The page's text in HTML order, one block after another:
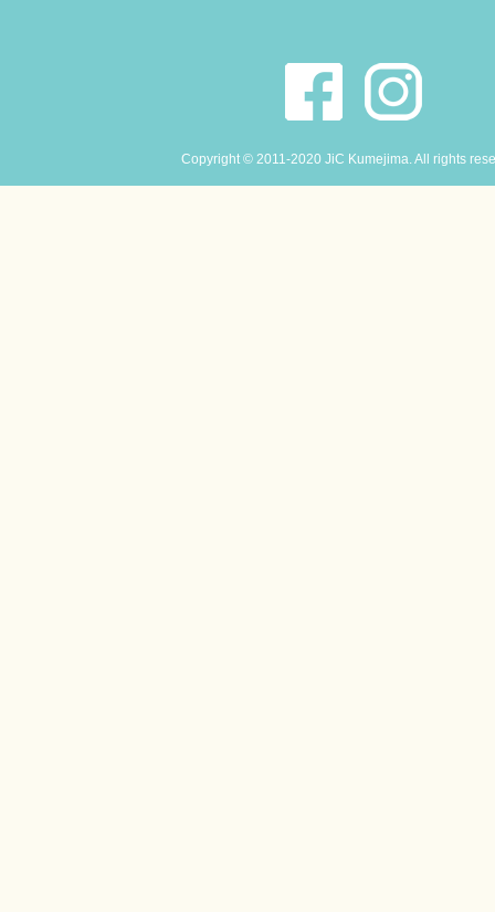
Copyright © 2011-2020 JiC Kumejima. All rights